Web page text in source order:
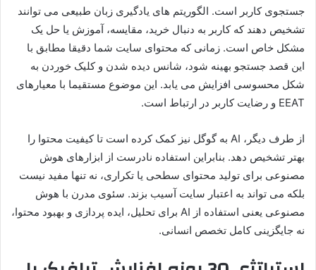
جستجوی کاربر است. الگوریتم های یادگیری زبان طبیعی می توانند
تشخیص دهند که کاربر به دنبال خرید، مقایسه، آموزش یا حل یک
مشکل خاص است. زمانی که محتوای سایت شما دقیقا مطابق با
این قصد جستجو بهینه شود، شانس دیده شدن و کلیک خوردن به
شکل محسوسی افزایش می یابد. این موضوع مستقیما با معیارهای
EEAT و رضایت کاربر در ارتباط است.
از طرف دیگر، AI به گوگل نیز کمک کرده است تا کیفیت محتوا را
بهتر تشخیص دهد. بنابراین استفاده نادرست از ابزارهای هوش
مصنوعی برای تولید محتوای سطحی یا تکراری، نه تنها مفید نیست
بلکه می تواند به اعتبار سایت آسیب بزند. سئوی مدرن با هوش
مصنوعی یعنی استفاده از AI برای تحلیل، ایده پردازی و بهبود محتوا،
نه جایگزینی کامل تخصص انسانی.